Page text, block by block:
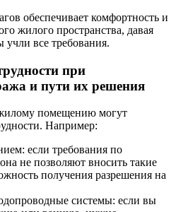
обеспечивает комфортность и
жилого пространства, давая
учли все требования.
при
и пути их решения
помещению могут
Например:
если требования по
не позволяют вносить такие
получения разрешения на
системы: если вы